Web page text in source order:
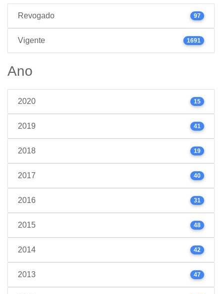
Revogado 97
Vigente 1691
Ano
2020 15
2019 41
2018 19
2017 40
2016 31
2015 48
2014 42
2013 47